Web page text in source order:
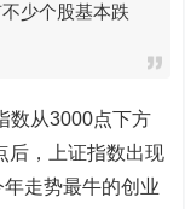
少个股基本跌
数从3000点下方
后，上证指数出现
走势最牛的创业